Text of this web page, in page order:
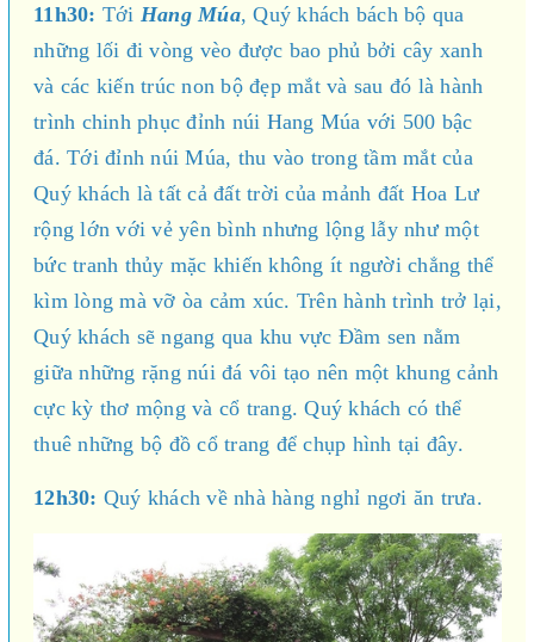
11h30: Tới Hang Múa, Quý khách bách bộ qua
những lối đi vòng vèo được bao phủ bởi cây xanh
và các kiến trúc non bộ đẹp mắt và sau đó là hành
trình chinh phục đỉnh núi Hang Múa với 500 bậc
đá. Tới đỉnh núi Múa, thu vào trong tầm mắt của
Quý khách là tất cả đất trời của mảnh đất Hoa Lư
rộng lớn với vẻ yên bình nhưng lộng lẫy như một
bức tranh thủy mặc khiến không ít người chẳng thể
kìm lòng mà vỡ òa cảm xúc. Trên hành trình trở lại,
Quý khách sẽ ngang qua khu vực Đầm sen nằm
giữa những rặng núi đá vôi tạo nên một khung cảnh
cực kỳ thơ mộng và cổ trang. Quý khách có thể
thuê những bộ đồ cổ trang để chụp hình tại đây.
12h30: Quý khách về nhà hàng nghỉ ngơi ăn trưa.